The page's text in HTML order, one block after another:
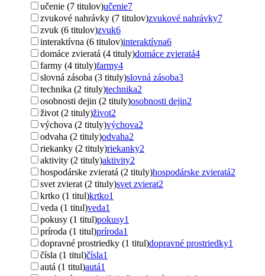
učenie (7 titulov)učenie7
zvukové nahrávky (7 titulov)zvukové nahrávky7
zvuk (6 titulov)zvuk6
interaktívna (6 titulov)interaktívna6
domáce zvieratá (4 tituly)domáce zvieratá4
farmy (4 tituly)farmy4
slovná zásoba (3 tituly)slovná zásoba3
technika (2 tituly)technika2
osobnosti dejin (2 tituly)osobnosti dejin2
život (2 tituly)život2
výchova (2 tituly)výchova2
odvaha (2 tituly)odvaha2
riekanky (2 tituly)riekanky2
aktivity (2 tituly)aktivity2
hospodárske zvieratá (2 tituly)hospodárske zvieratá2
svet zvierat (2 tituly)svet zvierat2
krtko (1 titul)krtko1
veda (1 titul)veda1
pokusy (1 titul)pokusy1
príroda (1 titul)príroda1
dopravné prostriedky (1 titul)dopravné prostriedky1
čísla (1 titul)čísla1
autá (1 titul)autá1